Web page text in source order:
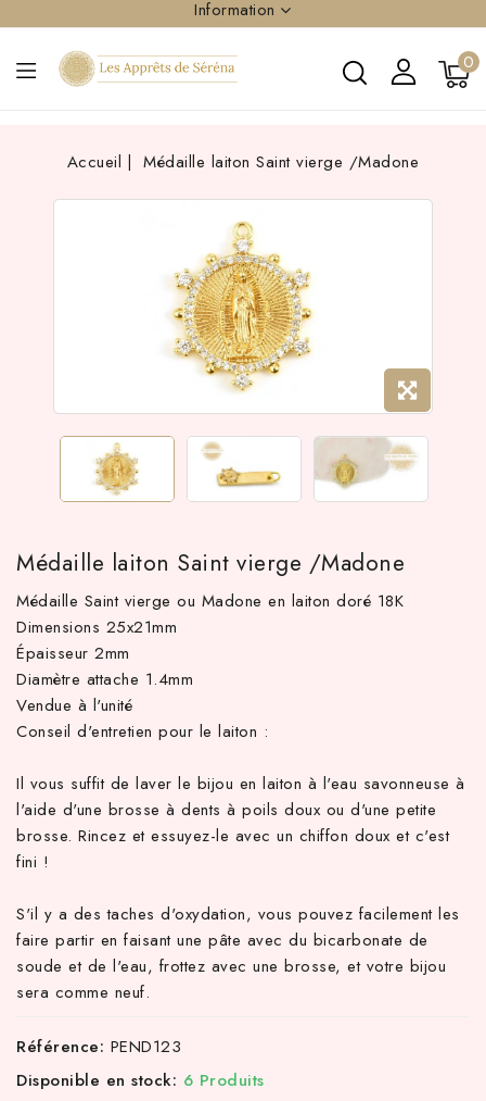
Information
0
Accueil Médaille laiton Saint vierge /Madone
Médaille laiton Saint vierge /Madone
Médaille Saint vierge ou Madone en laiton doré 18K
Dimensions 25x21mm
Épaisseur 2mm
Diamètre attache 1.4mm
Vendue à l'unité
Conseil d'entretien pour le laiton :
Il vous suffit de laver le bijou en laiton à l'eau savonneuse à
l'aide d'une brosse à dents à poils doux ou d'une petite
brosse. Rincez et essuyez-le avec un chiffon doux et c'est
fini !
S'il y a des taches d'oxydation, vous pouvez facilement les
faire partir en faisant une pâte avec du bicarbonate de
soude et de l'eau, frottez avec une brosse, et votre bijou
sera comme neuf.
Référence: PEND123
Disponible en stock: 6 Produits